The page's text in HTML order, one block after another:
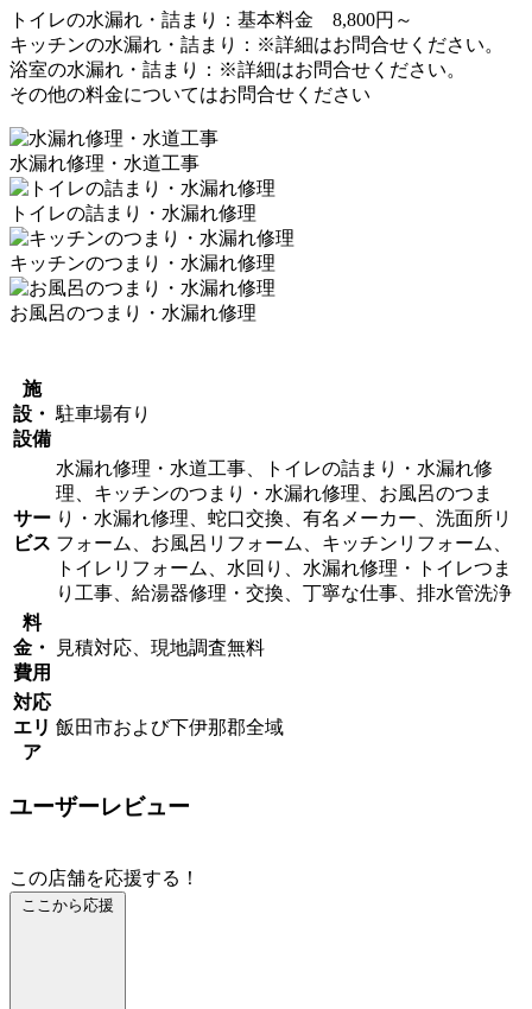
トイレの水漏れ・詰まり：基本料金 8,800円～
キッチンの水漏れ・詰まり：※詳細はお問合せください。
浴室の水漏れ・詰まり：※詳細はお問合せください。
その他の料金についてはお問合せください
水漏れ修理・水道工事
トイレの詰まり・水漏れ修理
キッチンのつまり・水漏れ修理
お風呂のつまり・水漏れ修理
施
設・
設備
駐車場有り
サー
ビス
水漏れ修理・水道工事、トイレの詰まり・水漏れ修
理、キッチンのつまり・水漏れ修理、お風呂のつま
り・水漏れ修理、蛇口交換、有名メーカー、洗面所リ
フォーム、お風呂リフォーム、キッチンリフォーム、
トイレリフォーム、水回り、水漏れ修理・トイレつま
り工事、給湯器修理・交換、丁寧な仕事、排水管洗浄
料
金・
費用
見積対応、現地調査無料
対応
エリ
ア
飯田市および下伊那郡全域
ユーザーレビュー
この店舗を応援する！
ここから応援